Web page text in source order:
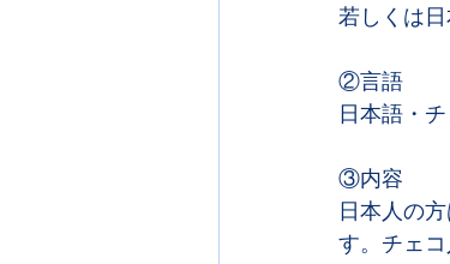
若しくは
②言語
日本語・
③内容
日本人の
す。チェ